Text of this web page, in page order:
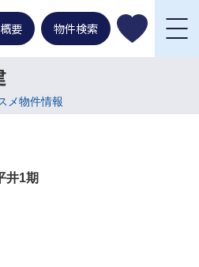
要 物件検索
メ物件情報
井1期